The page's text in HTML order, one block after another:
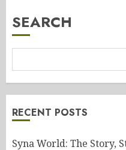
SEARCH
RECENT POSTS
Syna World: The Story,